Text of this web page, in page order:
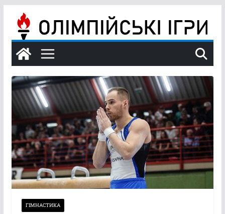
вмісту
ГІМНАСТИКА